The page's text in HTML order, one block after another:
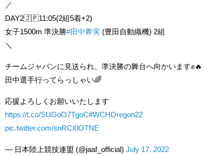
／
DAY2🇯🇵11:05(2組5着+2)
女子1500m 準決勝#田中希実 (豊田自動織機) 2組
＼
チームジャパンに見送られ、準決勝の舞台へ向かいます✊🔥
田中選手行ってらっしゃい🌈
応援よろしくお願いいたします
https://t.co/SUGoO7TgoC#WCHOregon22
pic.twitter.com/snRCI0OTNE
— 日本陸上競技連盟 (@jaaf_official) July 17, 2022